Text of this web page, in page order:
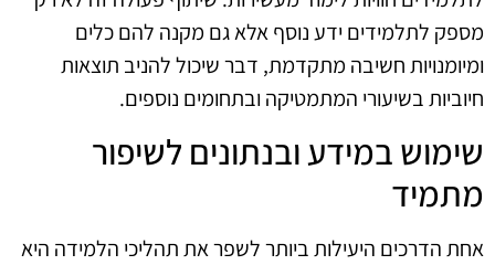
מספק לתלמידים ידע נוסף אלא גם מקנה להם כלים
ומיומנויות חשיבה מתקדמת, דבר שיכול להניב תוצאות
חיוביות בשיעורי המתמטיקה ובתחומים נוספים.
שימוש במידע ובנתונים לשיפור
מתמיד
אחת הדרכים היעילות ביותר לשפר את תהליכי הלמידה היא